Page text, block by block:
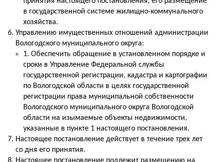
в государственной системе жилищно-коммунального
хозяйства.
Управлению имущественных отношений администрации
Вологодского муниципального округа:
1. Обеспечить обращение в установленном порядке и
сроки в Управление Федеральной службы
государственной регистрации, кадастра и картографии
по Вологодской области в целях государственной
регистрации права муниципальной собственности
Вологодского муниципального округа Вологодской
области на изымаемые объекты недвижимости,
указанные в пункте 1 настоящего постановления.
Настоящее постановление действует в течение трех лет
со дня его принятия.